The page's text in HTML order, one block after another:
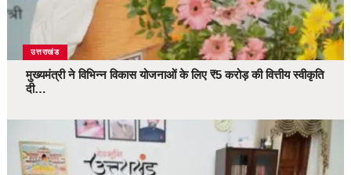
उत्तराखंड
मुख्यमंत्री ने विभिन्न विकास योजनाओं के लिए ₹5 करोड़ की वित्तीय स्वीकृति
दी…